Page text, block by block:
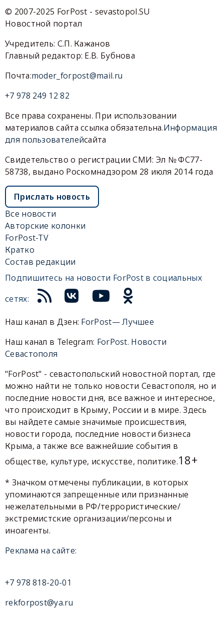
© 2007-2025 ForPost - sevastopol.SU
Новостной портал
Учредитель: С.П. Кажанов
Главный редактор: Е.В. Бубнова
Почта:moder_forpost@mail.ru
+7 978 249 12 82
Все права сохранены. При использовании
материалов сайта ссылка обязательна.Информация
для пользователейсайта
Свидетельство о регистрации СМИ: Эл № ФС77-
58738, выдано Роскомнадзором 28 июля 2014 года
Прислать новость
Все новости
Авторские колонки
ForPost-TV
Кратко
Состав редакции
Подпишитесь на новости ForPost в социальных
сетях:
Наш канал в Дзен: ForPost— Лучшее
Наш канал в Telegram: ForPost. Новости
Севастополя
"ForPost" - севастопольский новостной портал, где
можно найти не только новости Севастополя, но и
последние новости дня, все важное и интересное,
что происходит в Крыму, России и в мире. Здесь
вы найдете самые значимые происшествия,
новости города, последние новости бизнеса
Крыма, а также все важнейшие события в
обществе, культуре, искусстве, политике.18+
* Значком отмечены публикации, в которых
упоминаются запрещенные или признанные
нежелательными в РФ/террористические/
экстремистские организации/персоны и
иноагенты.
Реклама на сайте:
+7 978 818-20-01
rekforpost@ya.ru